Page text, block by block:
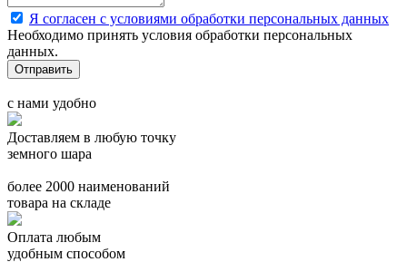
Я согласен с условиями обработки персональных данных
Необходимо принять условия обработки персональных
данных.
с нами удобно
Доставляем в любую точку
земного шара
более 2000 наименований
товара на складе
Оплата любым
удобным способом